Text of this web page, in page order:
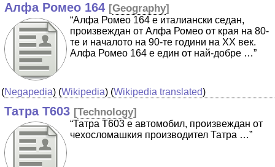
Алфа Ромео 164 [Geography]
“Алфа Ромео 164 е италиански седан,
произвеждан от Алфа Ромео от края на 80-
те и началото на 90-те години на XX век.
Алфа Ромео 164 е един от най-добре …”
(Negapedia) (Wikipedia) (Wikipedia translated)
Татра Т603 [Technology]
“Татра Т603 е автомобил, произвеждан от
чехосломашкия производител Татра …”